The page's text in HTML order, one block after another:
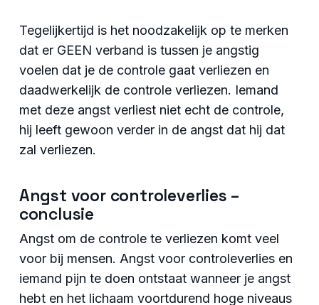
Tegelijkertijd is het noodzakelijk op te merken
dat er GEEN verband is tussen je angstig
voelen dat je de controle gaat verliezen en
daadwerkelijk de controle verliezen. Iemand
met deze angst verliest niet echt de controle,
hij leeft gewoon verder in de angst dat hij dat
zal verliezen.
Angst voor controleverlies –
conclusie
Angst om de controle te verliezen komt veel
voor bij mensen. Angst voor controleverlies en
iemand pijn te doen ontstaat wanneer je angst
hebt en het lichaam voortdurend hoge niveaus